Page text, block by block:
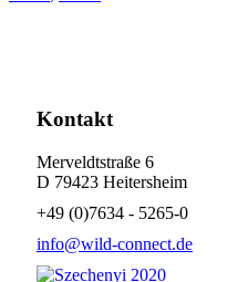
Kontakt
Merveldtstraße 6
D 79423 Heitersheim
+49 (0)7634 - 5265-0
info@wild-connect.de